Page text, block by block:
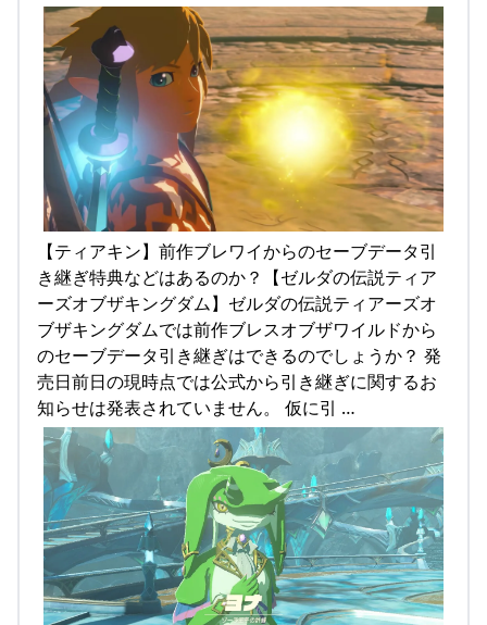
【ティアキン】前作ブレワイからのセーブデータ引
き継ぎ特典などはあるのか？【ゼルダの伝説ティア
ーズオブザキングダム】ゼルダの伝説ティアーズオ
ブザキングダムでは前作ブレスオブザワイルドから
のセーブデータ引き継ぎはできるのでしょうか？ 発
売日前日の現時点では公式から引き継ぎに関するお
知らせは発表されていません。 仮に引 …